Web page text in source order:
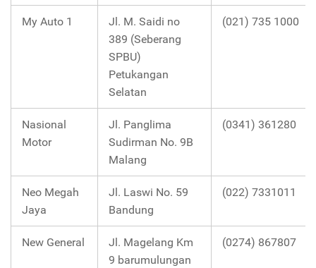
My Auto 1
Jl. M. Saidi no
389 (Seberang
SPBU)
Petukangan
Selatan
(021) 735 1000
Nasional
Motor
Jl. Panglima
Sudirman No. 9B
Malang
(0341) 361280
Neo Megah
Jaya
Jl. Laswi No. 59
Bandung
(022) 7331011
New General
Jl. Magelang Km
9 barumulungan
(0274) 867807